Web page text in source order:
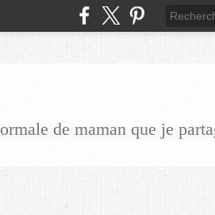
de maman que je